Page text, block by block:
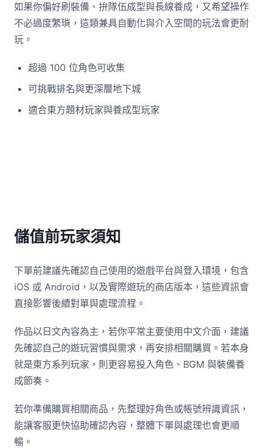
如果你偏好刷裝備、拚隊伍成型與長線養成，又希望操作
不必過度繁瑣，這類兼具自動化與介入空間的玩法會更耐
玩。
超過 100 位角色可收集
可挑戰排名與更深層地下城
適合東方題材玩家與養成型玩家
儲值前玩家須知
下單前建議先確認自己使用的遊戲平台與登入環境，包含
iOS 或 Android，以及實際遊玩的商店版本，這些資訊會
直接影響後續對單與處理流程。
作品以日文內容為主，若你平常主要使用中文介面，建議
先確認自己的遊玩習慣與需求，再安排相關購買。若本身
就是東方系列玩家，則更容易投入角色、BGM 與裝備養
成節奏。
若你準備購買相關商品，先整理好角色或帳號辨識資訊，
能讓客服更快協助確認內容，整體下單與處理也會更順
暢。